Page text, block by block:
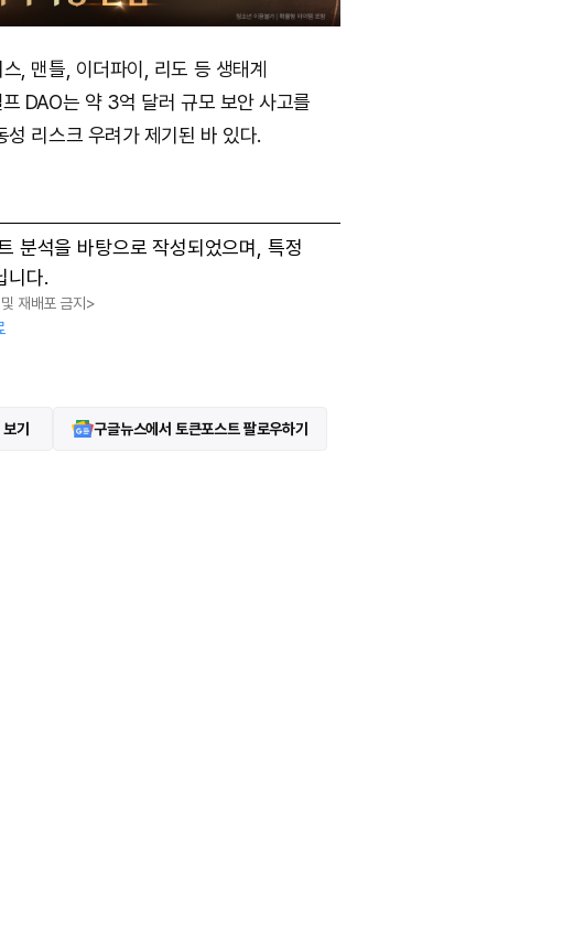
, 맨틀, 이더파이, 리도 등 생태계
DAO는 약 3억 달러 규모 보안 사고를
리스크 우려가 제기된 바 있다.
분석을 바탕으로 작성되었으며, 특정
니다.
재배포 금지>
기 구글뉴스에서 토큰포스트 팔로우하기